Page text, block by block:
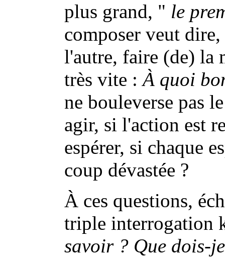
plus grand, " le
composer veut
l'autre, faire (de) la
très vite :À quoi
ne bouleverse pas
agir, si l'action est
espérer, si chaque
coup dévastée ?
À ces questions,
triple interrogation
savoir ? Que dois-